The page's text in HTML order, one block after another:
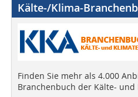
Kälte-/Klima-
Finden Sie mehr als 4.000
Branchenbuch der Kälte- und